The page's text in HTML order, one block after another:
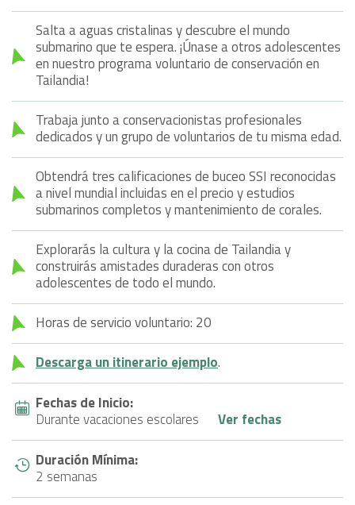
Salta a aguas cristalinas y descubre el mundo
submarino que te espera. ¡Únase a otros adolescentes
en nuestro programa voluntario de conservación en
Tailandia!
Trabaja junto a conservacionistas profesionales
dedicados y un grupo de voluntarios de tu misma edad.
Obtendrá tres calificaciones de buceo SSI reconocidas
a nivel mundial incluidas en el precio y estudios
submarinos completos y mantenimiento de corales.
Explorarás la cultura y la cocina de Tailandia y
construirás amistades duraderas con otros
adolescentes de todo el mundo.
Horas de servicio voluntario: 20
Descarga un itinerario ejemplo.
Fechas de Inicio:
Durante vacaciones escolares
Ver fechas
Duración Mínima:
2 semanas